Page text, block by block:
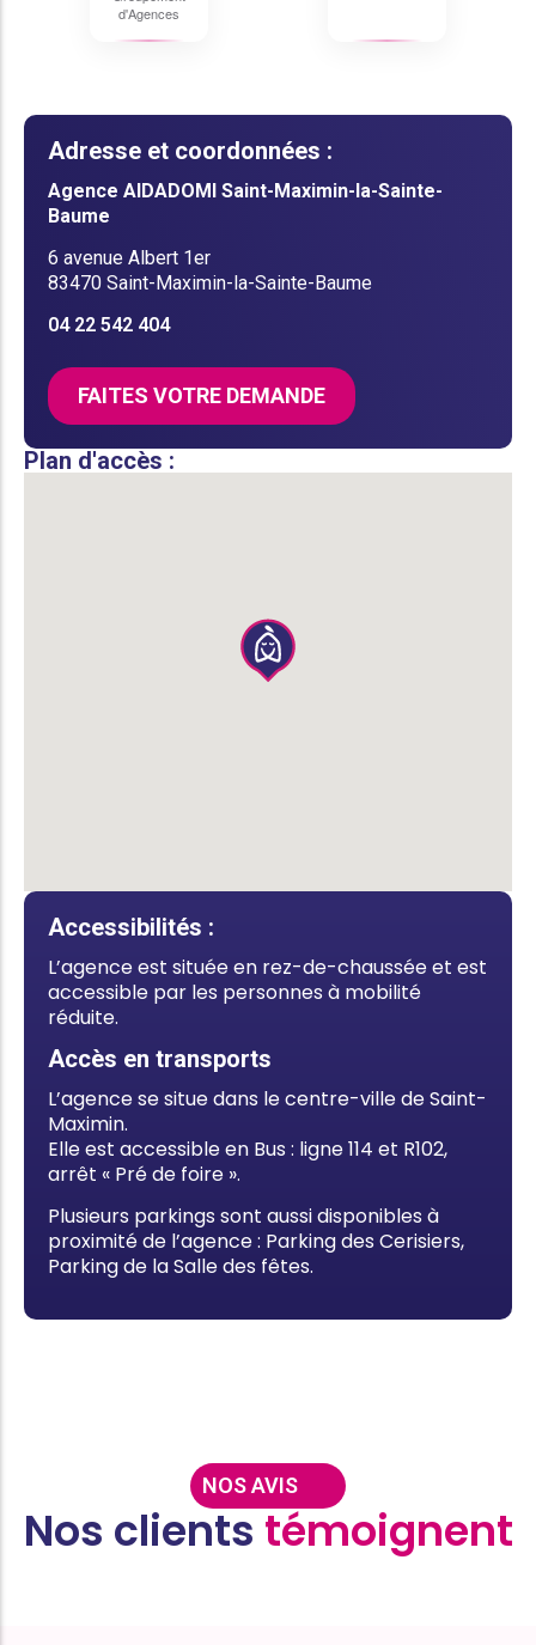
d'Agences
Adresse et coordonnées :
Agence AIDADOMI Saint-Maximin-la-Sainte-
Baume
6 avenue Albert 1er
83470 Saint-Maximin-la-Sainte-Baume
04 22 542 404
FAITES VOTRE DEMANDE
Plan d'accès :
Accessibilités :
L’agence est située en rez-de-chaussée et est
accessible par les personnes à mobilité
réduite.
Accès en transports
L’agence se situe dans le centre-ville de Saint-
Maximin.
Elle est accessible en Bus : ligne 114 et R102,
arrêt « Pré de foire ».
Plusieurs parkings sont aussi disponibles à
proximité de l’agence : Parking des Cerisiers,
Parking de la Salle des fêtes.
NOS AVIS
Nos clients témoignent